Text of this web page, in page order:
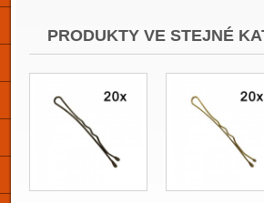
PRODUKTY VE STEJNÉ